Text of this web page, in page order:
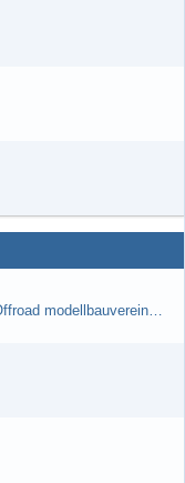
Gibt es noch in Raum Hannover RC Car Offroad modellbauvereine, habe selbst schon gegoogelt aber erfolglos